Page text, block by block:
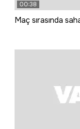
00:38
Maç sırasında